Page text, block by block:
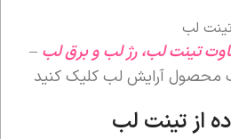
تینت لب، رژ لب و برق لب –
محصول آرایش لب کلیک کنید
از تینت لب